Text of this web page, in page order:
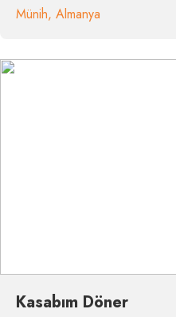
Münih, Almanya
Kasabım Döner